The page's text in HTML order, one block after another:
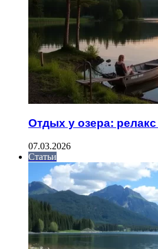
Отдых у озера:
07.03.2026
Статьи